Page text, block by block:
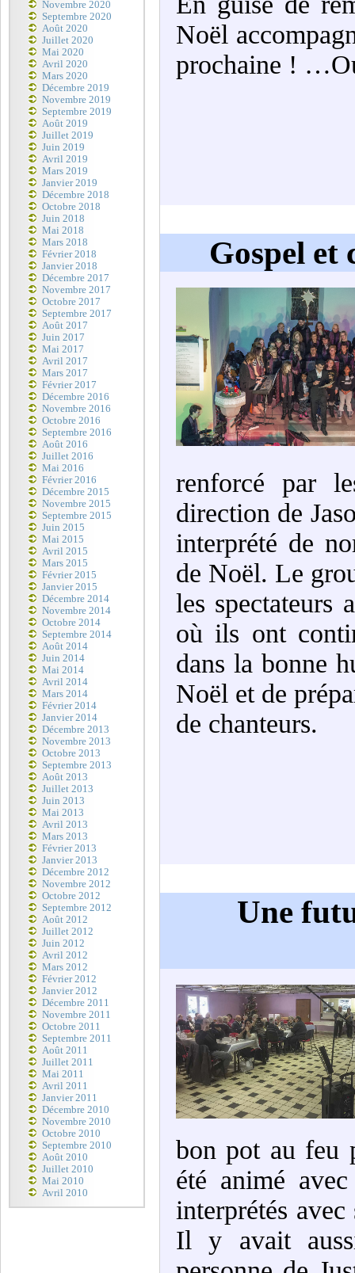
Novembre 2020
Septembre 2020
Août 2020
Juillet 2020
Mai 2020
Avril 2020
Mars 2020
Décembre 2019
Novembre 2019
Septembre 2019
Août 2019
Juillet 2019
Juin 2019
Avril 2019
Mars 2019
Janvier 2019
Décembre 2018
Octobre 2018
Juin 2018
Mai 2018
Mars 2018
Février 2018
Janvier 2018
Décembre 2017
Novembre 2017
Octobre 2017
Septembre 2017
Août 2017
Juin 2017
Mai 2017
Avril 2017
Mars 2017
Février 2017
Décembre 2016
Novembre 2016
Octobre 2016
Septembre 2016
Août 2016
Juillet 2016
Mai 2016
Février 2016
Décembre 2015
Novembre 2015
Septembre 2015
Juin 2015
Mai 2015
Avril 2015
Mars 2015
Février 2015
Janvier 2015
Décembre 2014
Novembre 2014
Octobre 2014
Septembre 2014
Août 2014
Juin 2014
Mai 2014
Avril 2014
Mars 2014
Février 2014
Janvier 2014
Décembre 2013
Novembre 2013
Octobre 2013
Septembre 2013
Août 2013
Juillet 2013
Juin 2013
Mai 2013
Avril 2013
Mars 2013
Février 2013
Janvier 2013
Décembre 2012
Novembre 2012
Octobre 2012
Septembre 2012
Août 2012
Juillet 2012
Juin 2012
Avril 2012
Mars 2012
Février 2012
Janvier 2012
Décembre 2011
Novembre 2011
Octobre 2011
Septembre 2011
Août 2011
Juillet 2011
Mai 2011
Avril 2011
Janvier 2011
Décembre 2010
Novembre 2010
Octobre 2010
Septembre 2010
Août 2010
Juillet 2010
Mai 2010
Avril 2010
Noël
prochaine !
Gospel et
renforcé par
direction de
interprété de
de Noël. Le
les
où ils ont
dans la bonne
Noël et de
de chanteurs.
Une
bon pot au feu
été animé
interprétés
Il y avait